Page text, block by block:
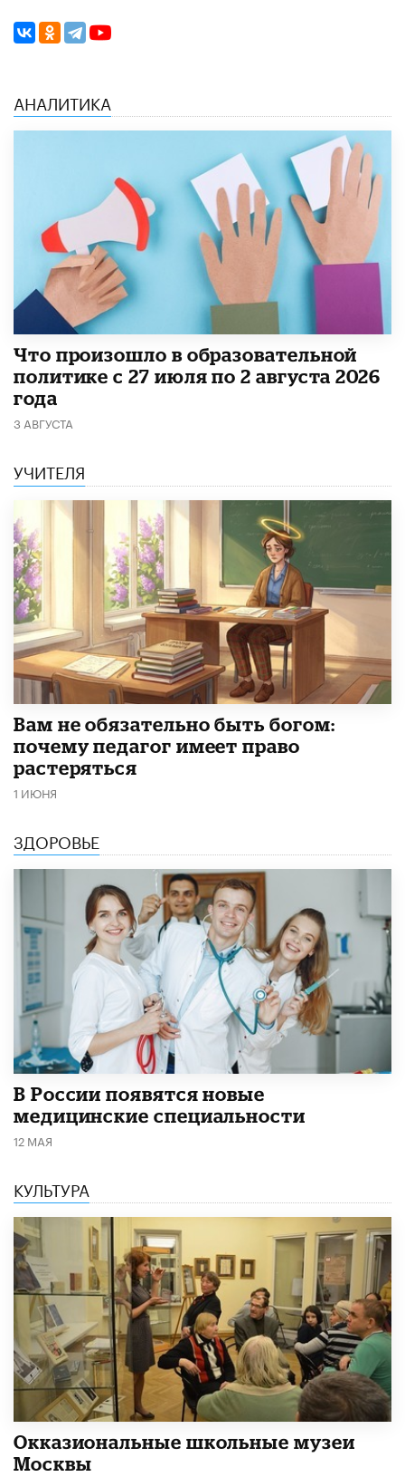
АНАЛИТИКА
​Что произошло в образовательной
политике с 27 июля по 2 августа 2026
года
3 АВГУСТА
УЧИТЕЛЯ
​Вам не обязательно быть богом:
почему педагог имеет право
растеряться
1 ИЮНЯ
ЗДОРОВЬЕ
В России появятся новые
медицинские специальности
12 МАЯ
КУЛЬТУРА
​Окказиональные школьные музеи
Москвы